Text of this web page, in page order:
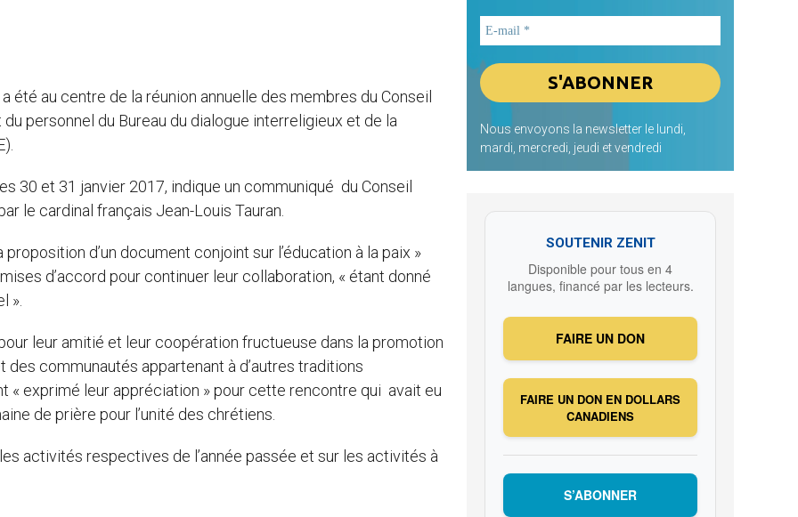
été au centre de la réunion annuelle des membres du Conseil
personnel du Bureau du dialogue interreligieux et de la
30 et 31 janvier 2017, indique un communiqué du Conseil
le cardinal français Jean-Louis Tauran.
d’un document conjoint sur l’éducation à la paix »
d’accord pour continuer leur collaboration, « étant donné
».
leur amitié et leur coopération fructueuse dans la promotion
communautés appartenant à d’autres traditions
« exprimé leur appréciation » pour cette rencontre qui avait eu
de prière pour l’unité des chrétiens.
activités respectives de l’année passée et sur les activités à
Nous envoyons la newsletter le lundi,
mardi, mercredi, jeudi et vendredi
SOUTENIR ZENIT
Disponible pour tous en 4
langues, financé par les lecteurs.
FAIRE UN DON
FAIRE UN DON EN DOLLARS
CANADIENS
S’ABONNER